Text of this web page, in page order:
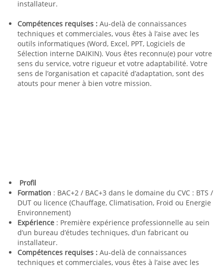
installateur.
Compétences requises : Au-delà de connaissances
techniques et commerciales, vous êtes à l’aise avec les
outils informatiques (Word, Excel, PPT, Logiciels de
Sélection interne DAIKIN). Vous êtes reconnu(e) pour votre
sens du service, votre rigueur et votre adaptabilité. Votre
sens de l’organisation et capacité d’adaptation, sont des
atouts pour mener à bien votre mission.
Profil
Formation : BAC+2 / BAC+3 dans le domaine du CVC : BTS /
DUT ou licence (Chauffage, Climatisation, Froid ou Energie
Environnement)
Expérience : Première expérience professionnelle au sein
d’un bureau d’études techniques, d’un fabricant ou
installateur.
Compétences requises : Au-delà de connaissances
techniques et commerciales, vous êtes à l’aise avec les